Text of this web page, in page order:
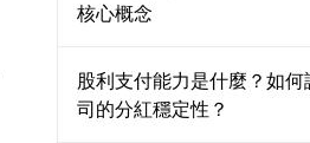
核心概念
股利支付能力是什麼？如何
司的分紅穩定性？